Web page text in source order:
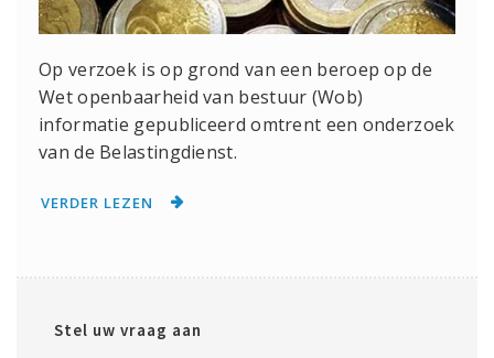
Op verzoek is op grond van een beroep op de
Wet openbaarheid van bestuur (Wob)
informatie gepubliceerd omtrent een onderzoek
van de Belastingdienst.
VERDER LEZEN
Stel uw vraag aan